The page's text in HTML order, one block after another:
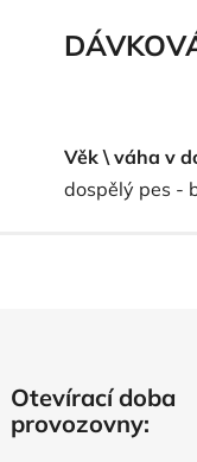
Věk \ váha v
dospělý pes -
Otevírací doba
provozovny: